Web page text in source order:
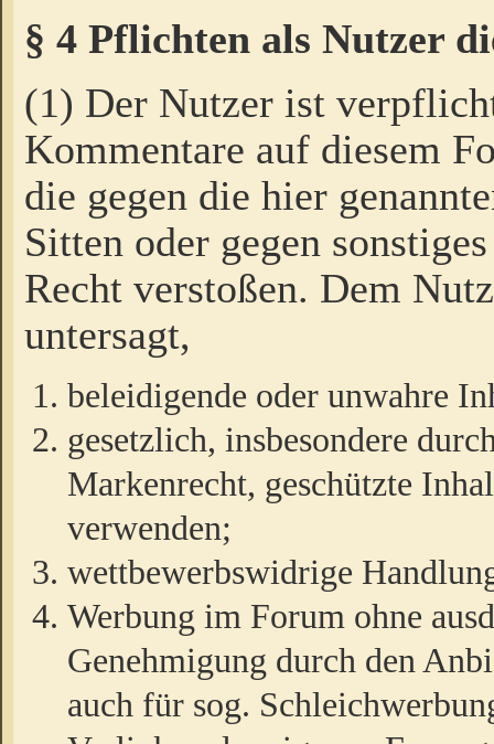
§ 4 Pflichten als Nutzer
(1) Der Nutzer ist
Kommentare auf diesem
die gegen die hier
Sitten oder gegen
Recht verstoßen. Dem
untersagt,
beleidigende oder unwahre
gesetzlich, insbesondere
Markenrecht, geschützte
verwenden;
wettbewerbswidrige
Werbung im Forum ohne
Genehmigung durch den
auch für sog.